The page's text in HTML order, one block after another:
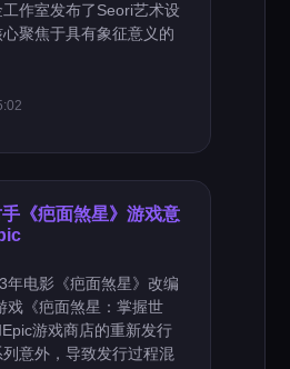
作室发布了Seori艺术设
聚焦于具有象征意义的
手《疤面煞星》游戏意
年电影《疤面煞星》改编
戏《疤面煞星：掌握世
游戏商店的重新发行
意外，导致发行过程混